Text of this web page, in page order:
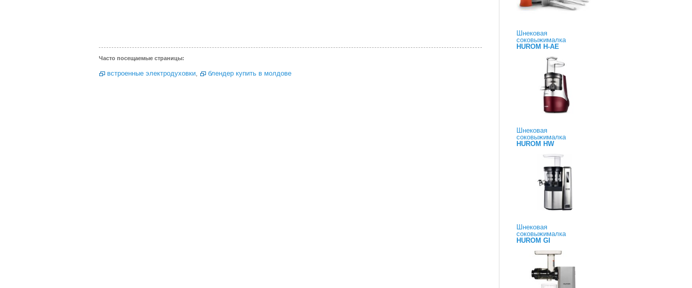
Часто посещаемые страницы:
встроенные электродуховки, блендер купить в молдове
Шнековая
соковыжималка
HUROM H-AE
Шнековая
соковыжималка
HUROM HW
Шнековая
соковыжималка
HUROM GI